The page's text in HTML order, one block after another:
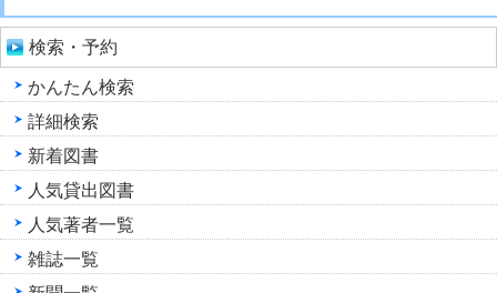
検索・予約
かんたん検索
詳細検索
新着図書
人気貸出図書
人気著者一覧
雑誌一覧